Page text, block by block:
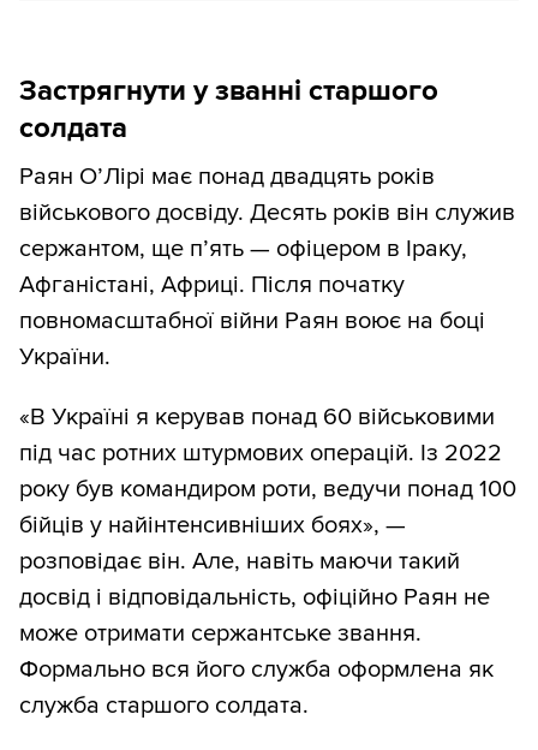
Застрягнути у званні старшого
солдата
Раян О’Лірі має понад двадцять років
військового досвіду. Десять років він служив
сержантом, ще п’ять — офіцером в Іраку,
Афганістані, Африці. Після початку
повномасштабної війни Раян воює на боці
України.
«В Україні я керував понад 60 військовими
під час ротних штурмових операцій. Із 2022
року був командиром роти, ведучи понад 100
бійців у найінтенсивніших боях», —
розповідає він. Але, навіть маючи такий
досвід і відповідальність, офіційно Раян не
може отримати сержантське звання.
Формально вся його служба оформлена як
служба старшого солдата.